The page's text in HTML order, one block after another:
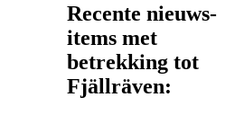
Recente nieuws-
items met
betrekking tot
Fjällräven: